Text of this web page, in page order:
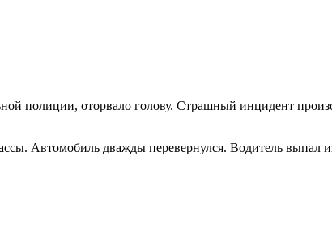
полиции, оторвало голову. Страшный инцидент
Автомобиль дважды перевернулся. Водитель